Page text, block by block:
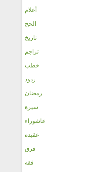
أعلام
الحج
تاريخ
تراجم
خطب
ردود
رمضان
سيرة
عاشوراء
عقيدة
فرق
فقه